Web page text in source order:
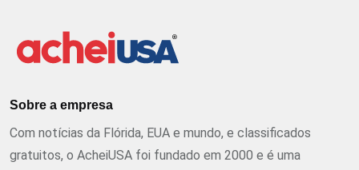
Sobre a empresa
Com notícias da Flórida, EUA e mundo, e classificados
gratuitos, o AcheiUSA foi fundado em 2000 e é uma